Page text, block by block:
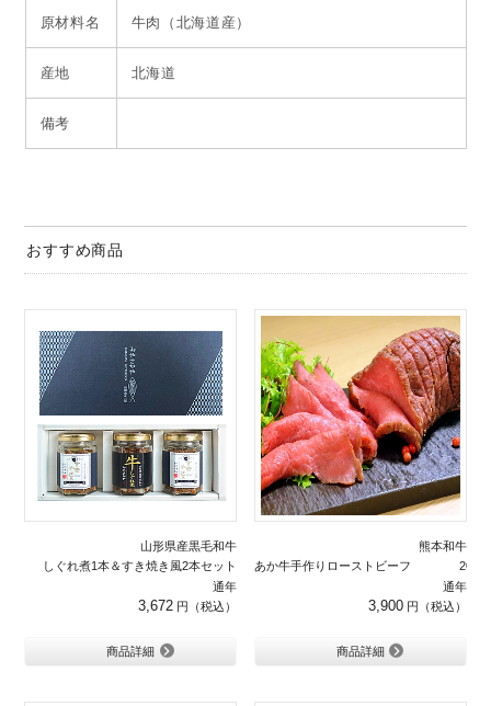
原材料名 牛肉（北海道産）
産地 北海道
備考
おすすめ商品
山形県産黒毛和牛
しぐれ煮1本＆すき焼き風2本セット
通年
3,672
商品詳細
熊本和牛
あか牛手作りローストビーフ 200g（
通年
3,900
商品詳細